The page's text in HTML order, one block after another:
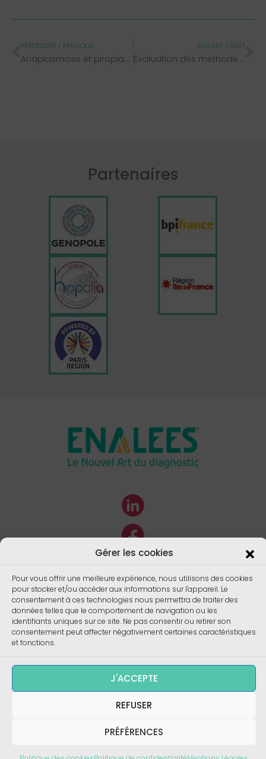
Gérer les cookies
Pour vous offrir une meilleure expérience, nous utilisons des cookies
pour stocker et/ou accéder aux informations sur l'appareil. Le
consentement à ces technologies nous permettra de traiter des
données telles que le comportement de navigation ou les
identifiants uniques sur ce site. Ne pas consentir ou retirer son
consentement peut affecter négativement certaines caractéristiques
et fonctions.
J'ACCEPTE
REFUSER
PRÉFÉRENCES
PRÉCÉDENT / PREVIOUS
Anaplasmose et piroplasmose équines
SUIVANT / NEXT
Évaluation des méthodes d’analyse
Partenaires
Copyright ©Enalees 2023 – Réalisation/Design:
skalecom.fr